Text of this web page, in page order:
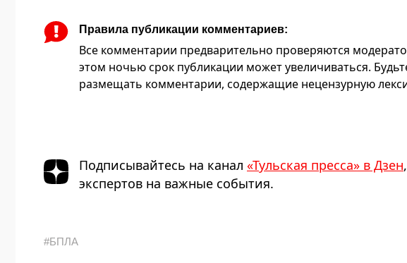
Правила публикации комментариев:
Все комментарии предварительно проверяются
этом ночью срок публикации может увеличиваться.
размещать комментарии, содержащие нецензурную
Подписывайтесь на канал «Тульская пресса» в Дзен
экспертов на важные события.
#БПЛА